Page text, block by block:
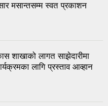
मसान्तसम्म स्वत प्रकाशन
शाखाको लागत साझेदारीमा
लागि प्रस्ताव आव्हान